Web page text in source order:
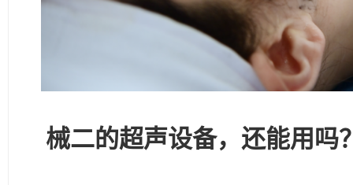
械二的超声设备，还能用吗